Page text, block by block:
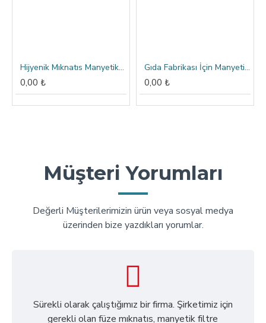
Hijyenik Mıknatıs Manyetik Filtre - 1 1/4″ - DN32
0,00 ₺
Gıda Fabrikası İçin Manyetik Elek Mıknatıs Seperatör - Kare - 5 Barlı
0,00 ₺
Müşteri Yorumları
Değerli Müşterilerimizin ürün veya sosyal medya
üzerinden bize yazdıkları yorumlar.
Sürekli olarak çalıştığımız bir firma. Şirketimiz için
gerekli olan füze mıknatıs, manyetik filtre